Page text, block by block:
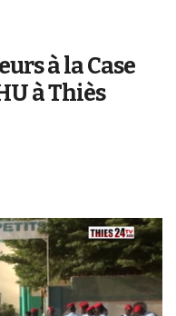
à la Case
à Thiès